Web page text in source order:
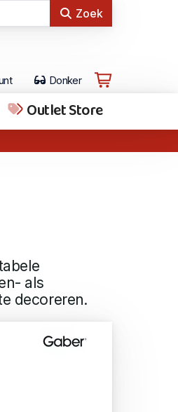
Zoek
Donker
Outlet Store
als
decoreren.